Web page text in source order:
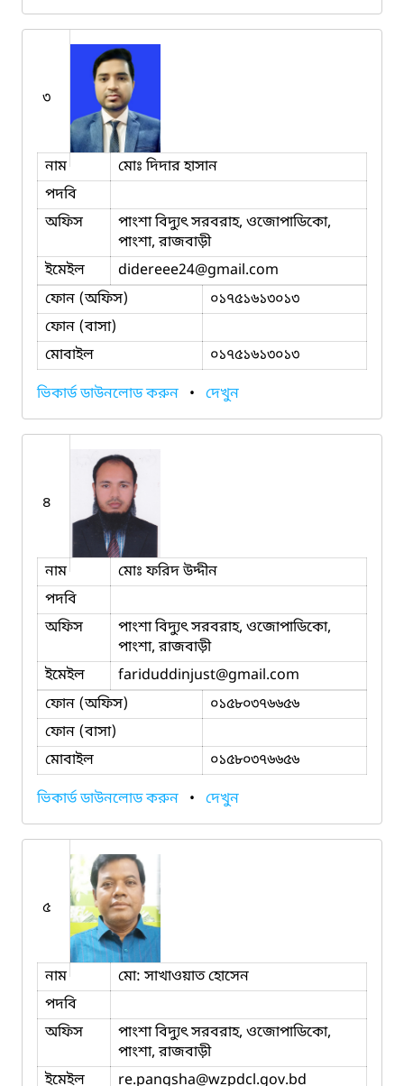
৩
নাম
মোঃ দিদার হাসান
পদবি
অফিস
পাংশা বিদ্যুৎ সরবরাহ, ওজোপাডিকো,
পাংশা, রাজবাড়ী
ইমেইল
didereee24@gmail.com
ফোন (অফিস)
০১৭৫১৬১৩০১৩
ফোন (বাসা)
মোবাইল
০১৭৫১৬১৩০১৩
ভিকার্ড ডাউনলোড করুন • দেখুন
৪
নাম
মোঃ ফরিদ উদ্দীন
পদবি
অফিস
পাংশা বিদ্যুৎ সরবরাহ, ওজোপাডিকো,
পাংশা, রাজবাড়ী
ইমেইল
fariduddinjust@gmail.com
ফোন (অফিস)
০১৫৮০৩৭৬৬৫৬
ফোন (বাসা)
মোবাইল
০১৫৮০৩৭৬৬৫৬
ভিকার্ড ডাউনলোড করুন • দেখুন
৫
নাম
মো: সাখাওয়াত হোসেন
পদবি
অফিস
পাংশা বিদ্যুৎ সরবরাহ, ওজোপাডিকো,
পাংশা, রাজবাড়ী
ইমেইল
re.pangsha@wzpdcl.gov.bd